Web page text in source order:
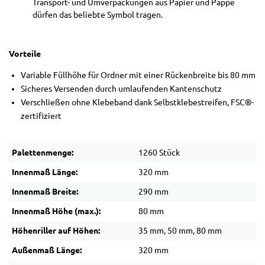
Transport- und Umverpackungen aus Papier und Pappe
dürfen das beliebte Symbol tragen.
Vorteile
Variable Füllhöhe für Ordner mit einer Rückenbreite bis 80 mm
Sicheres Versenden durch umlaufenden Kantenschutz
Verschließen ohne Klebeband dank Selbstklebestreifen, FSC®-
zertifiziert
Palettenmenge: 1260 Stück
Innenmaß Länge: 320 mm
Innenmaß Breite: 290 mm
Innenmaß Höhe (max.): 80 mm
Höhenriller auf Höhen: 35 mm, 50 mm, 80 mm
Außenmaß Länge: 320 mm